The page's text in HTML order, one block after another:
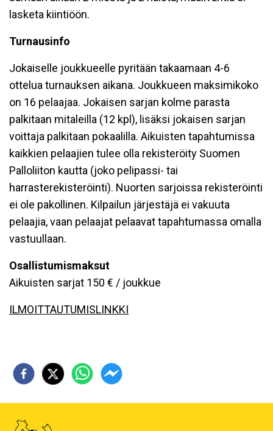
lasketa kiintiöön.
Turnausinfo
Jokaiselle joukkueelle pyritään takaamaan 4-6
ottelua turnauksen aikana. Joukkueen maksimikoko
on 16 pelaajaa. Jokaisen sarjan kolme parasta
palkitaan mitaleilla (12 kpl), lisäksi jokaisen sarjan
voittaja palkitaan pokaalilla. Aikuisten tapahtumissa
kaikkien pelaajien tulee olla rekisteröity Suomen
Palloliiton kautta (joko pelipassi- tai
harrasterekisteröinti). Nuorten sarjoissa rekisteröinti
ei ole pakollinen. Kilpailun järjestäjä ei vakuuta
pelaajia, vaan pelaajat pelaavat tapahtumassa omalla
vastuullaan.
Osallistumismaksut
Aikuisten sarjat 150 € / joukkue
ILMOITTAUTUMISLINKKI